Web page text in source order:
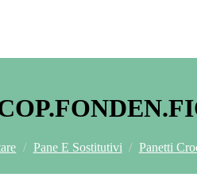
/ Pane E Sostitutivi / Panetti